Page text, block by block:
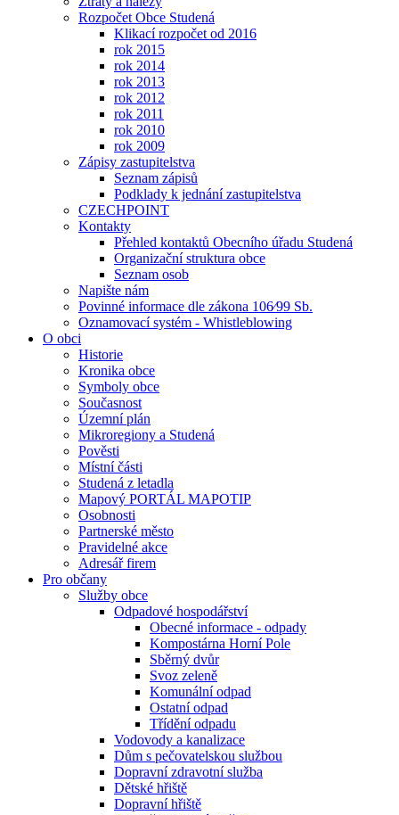
Rozpočet Obce Studená
Klikací rozpočet od 2016
rok 2015
rok 2014
rok 2013
rok 2012
rok 2011
rok 2010
rok 2009
Zápisy zastupitelstva
Seznam zápisů
Podklady k jednání zastupitelstva
CZECHPOINT
Kontakty
Přehled kontaktů Obecního úřadu Studená
Organizační struktura obce
Seznam osob
Napište nám
Povinné informace dle zákona 106⁄99 Sb.
Oznamovací systém - Whistleblowing
O obci
Historie
Kronika obce
Symboly obce
Současnost
Územní plán
Mikroregiony a Studená
Pověsti
Místní části
Studená z letadla
Mapový PORTÁL MAPOTIP
Osobnosti
Partnerské město
Pravidelné akce
Adresář firem
Pro občany
Služby obce
Odpadové hospodářství
Obecné informace - odpady
Kompostárna Horní Pole
Sběrný dvůr
Svoz zeleně
Komunální odpad
Ostatní odpad
Třídění odpadu
Vodovody a kanalizace
Dům s pečovatelskou službou
Dopravní zdravotní služba
Dětské hřiště
Dopravní hřiště